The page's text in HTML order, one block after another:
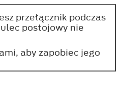
przełącznik podczas
postojowy nie
aby zapobiec jego